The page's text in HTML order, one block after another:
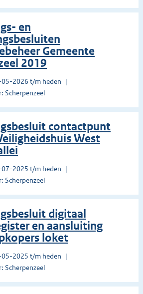
en
Gemeente
2019
2026 t/m heden
Scherpenzeel
contactpunt
West
2025 t/m heden
Scherpenzeel
digitaal
en aansluiting
loket
2025 t/m heden
Scherpenzeel